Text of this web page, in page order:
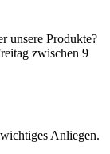
unsere Produkte?
zwischen 9
Anliegen.